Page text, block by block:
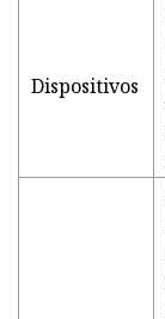
Dispositivos